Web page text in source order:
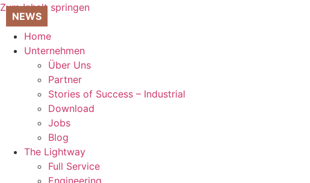
Zum Inhalt springen
Home
Unternehmen
Über Uns
Partner
Stories of Success – Industrial
Download
Jobs
Blog
The Lightway
Full Service
Engineering